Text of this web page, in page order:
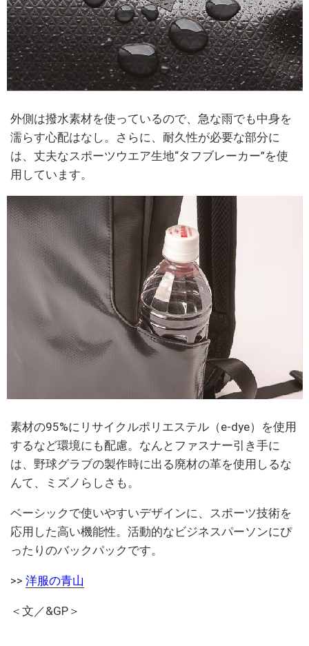
外側は撥水素材を使っているので、急な雨でも中身を
濡らす心配はなし。さらに、耐久性が必要な部分に
は、丈夫なスポーツウエア生地“タフブレーカー”を使
用しています。
素材の95%にリサイクルポリエステル（e-dye）を使用
するなど環境にも配慮。なんとファスナー引き手に
は、野球グラブの製作時に出る廃材の革を使用しるな
んて、ミズノらしさも。
ベーシックで使いやすいデザインに、スポーツ技術を
応用した高い機能性。活動的なビジネスパーソンにぴ
ったりのバックパックです。
>> 洋服の青山
＜文／&GP＞